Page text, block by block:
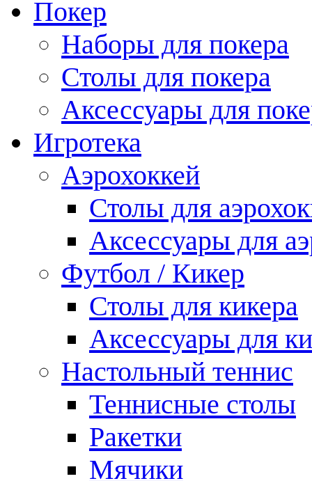
Покер
Наборы для покера
Столы для покера
Аксессуары для
Игротека
Аэрохоккей
Столы для
Аксессуары для
Футбол / Кикер
Столы для кикера
Аксессуары для
Настольный теннис
Теннисные столы
Ракетки
Мячики